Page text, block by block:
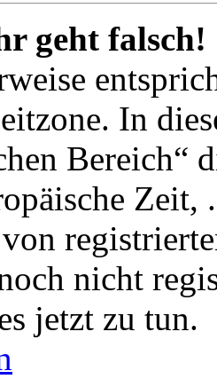
geht falsch!
In
Bereich“
Zeit,
nicht
jetzt zu tun.